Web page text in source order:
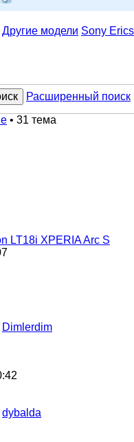
Другие модели Sony
Расширенный поиск
• 31 тема
LT18i XPERIA Arc S
Dimlerdim
dybalda